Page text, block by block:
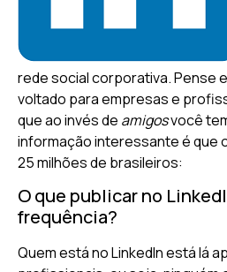
rede social corporativa. Pense
voltado para empresas e
que ao invés de amigosvocê
informação interessante é que
25 milhões de brasileiros:
O que publicar no
frequência?
Quem está no LinkedIn está lá